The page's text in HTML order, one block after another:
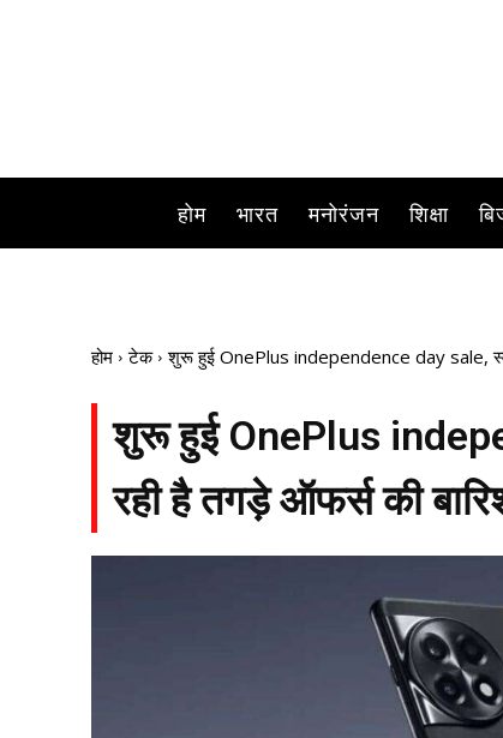
होम भारत मनोरंजन शिक्षा
होम टेक शुरू हुई OnePlus independence day sale,
शुरू हुई OnePlus
रही है तगड़े ऑफर्स की